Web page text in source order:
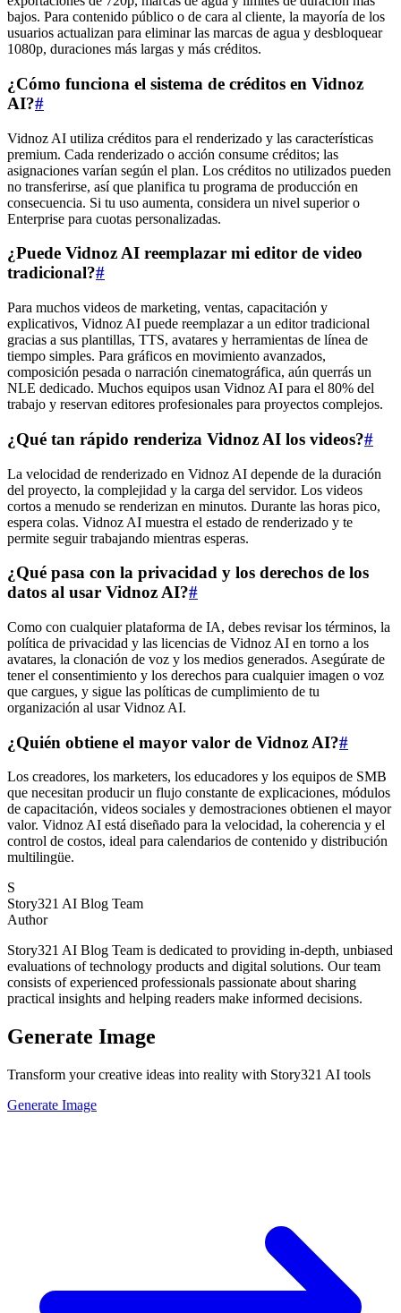
bajos. Para contenido público o de cara al cliente, la mayoría de los
usuarios actualizan para eliminar las marcas de agua y desbloquear
1080p, duraciones más largas y más créditos.
¿Cómo funciona el sistema de créditos en Vidnoz
AI?#
Vidnoz AI utiliza créditos para el renderizado y las características
premium. Cada renderizado o acción consume créditos; las
asignaciones varían según el plan. Los créditos no utilizados pueden
no transferirse, así que planifica tu programa de producción en
consecuencia. Si tu uso aumenta, considera un nivel superior o
Enterprise para cuotas personalizadas.
¿Puede Vidnoz AI reemplazar mi editor de video
tradicional?#
Para muchos videos de marketing, ventas, capacitación y
explicativos, Vidnoz AI puede reemplazar a un editor tradicional
gracias a sus plantillas, TTS, avatares y herramientas de línea de
tiempo simples. Para gráficos en movimiento avanzados,
composición pesada o narración cinematográfica, aún querrás un
NLE dedicado. Muchos equipos usan Vidnoz AI para el 80% del
trabajo y reservan editores profesionales para proyectos complejos.
¿Qué tan rápido renderiza Vidnoz AI los videos?#
La velocidad de renderizado en Vidnoz AI depende de la duración
del proyecto, la complejidad y la carga del servidor. Los videos
cortos a menudo se renderizan en minutos. Durante las horas pico,
espera colas. Vidnoz AI muestra el estado de renderizado y te
permite seguir trabajando mientras esperas.
¿Qué pasa con la privacidad y los derechos de los
datos al usar Vidnoz AI?#
Como con cualquier plataforma de IA, debes revisar los términos, la
política de privacidad y las licencias de Vidnoz AI en torno a los
avatares, la clonación de voz y los medios generados. Asegúrate de
tener el consentimiento y los derechos para cualquier imagen o voz
que cargues, y sigue las políticas de cumplimiento de tu
organización al usar Vidnoz AI.
¿Quién obtiene el mayor valor de Vidnoz AI?#
Los creadores, los marketers, los educadores y los equipos de SMB
que necesitan producir un flujo constante de explicaciones, módulos
de capacitación, videos sociales y demostraciones obtienen el mayor
valor. Vidnoz AI está diseñado para la velocidad, la coherencia y el
control de costos, ideal para calendarios de contenido y distribución
multilingüe.
S
Story321 AI Blog Team
Author
Story321 AI Blog Team is dedicated to providing in-depth, unbiased
evaluations of technology products and digital solutions. Our team
consists of experienced professionals passionate about sharing
practical insights and helping readers make informed decisions.
Generate Image
Transform your creative ideas into reality with Story321 AI tools
Generate Image